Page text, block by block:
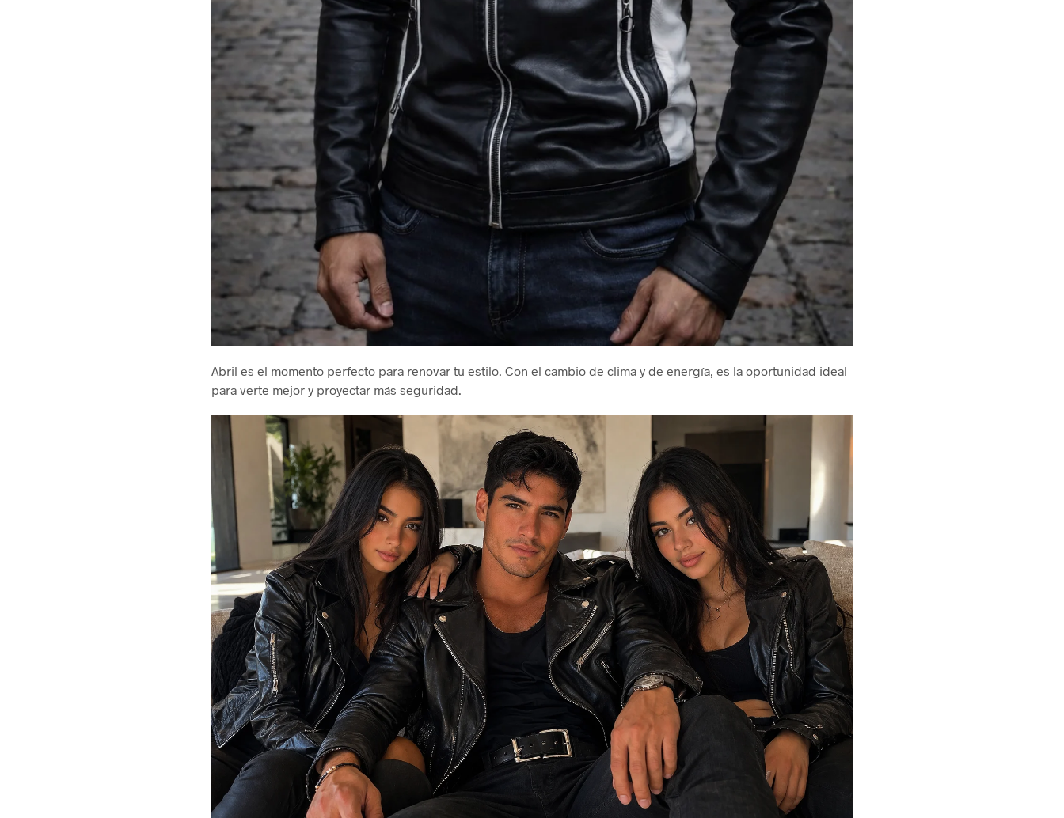
Abril es el momento perfecto para renovar tu estilo. Con el cambio de clima y de energía, es la oportunidad ideal
para verte mejor y proyectar más seguridad.